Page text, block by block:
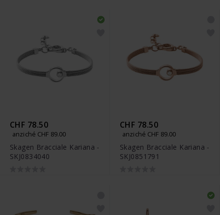
CHF 78.50
anziché CHF 89.00
Skagen Bracciale Kariana -
SKJ0834040
CHF 78.50
anziché CHF 89.00
Skagen Bracciale Kariana -
SKJ0851791